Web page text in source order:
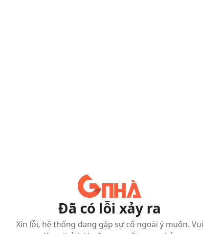
Đã có lỗi xảy ra
Xin lỗi, hệ thống đang gặp sự cố ngoài ý muốn. Vui